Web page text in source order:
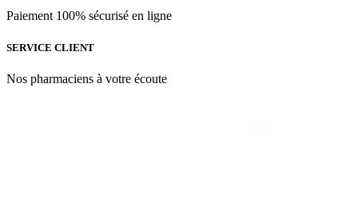
Paiement 100% sécurisé en ligne
SERVICE CLIENT
Nos pharmaciens à votre écoute